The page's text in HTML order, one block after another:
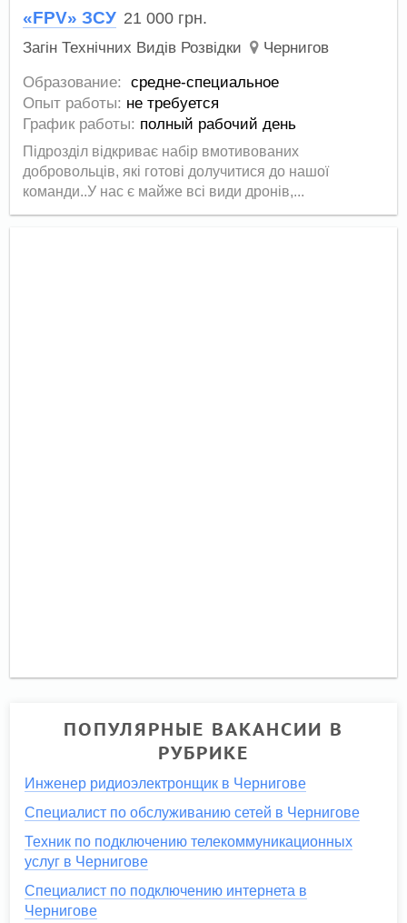
«FPV» ЗСУ 21 000 грн.
Загін Технічних Видів Розвідки Чернигов
Образование:
средне-специальное
Опыт работы: не требуется
График работы: полный рабочий день
Підрозділ відкриває набір вмотивованих
добровольців, які готові долучитися до нашої
команди..У нас є майже всі види дронів,...
ПОПУЛЯРНЫЕ ВАКАНСИИ В
РУБРИКЕ
Инженер ридиоэлектронщик в Чернигове
Специалист по обслуживанию сетей в Чернигове
Техник по подключению телекоммуникационных
услуг в Чернигове
Специалист по подключению интернета в
Чернигове